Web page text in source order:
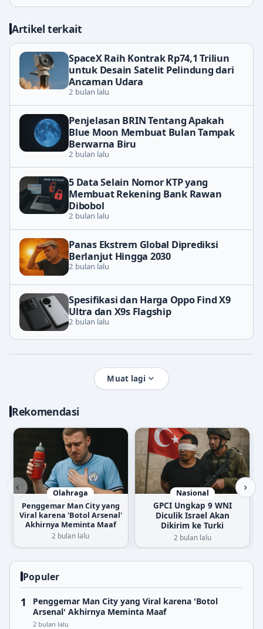
Artikel terkait
SpaceX Raih Kontrak Rp74,1 Triliun
untuk Desain Satelit Pelindung dari
Ancaman Udara
2 bulan lalu
Penjelasan BRIN Tentang Apakah
Blue Moon Membuat Bulan Tampak
Berwarna Biru
2 bulan lalu
5 Data Selain Nomor KTP yang
Membuat Rekening Bank Rawan
Dibobol
2 bulan lalu
Panas Ekstrem Global Diprediksi
Berlanjut Hingga 2030
2 bulan lalu
Spesifikasi dan Harga Oppo Find X9
Ultra dan X9s Flagship
2 bulan lalu
Muat lagi
Rekomendasi
‹ Olahraga
Penggemar Man City yang
Viral karena 'Botol Arsenal'
Akhirnya Meminta Maaf
2 bulan lalu
Nasional
GPCI Ungkap 9 WNI
Diculik Israel Akan
Dikirim ke Turki
2 bulan lalu
›
Populer
Penggemar Man City yang Viral karena 'Botol
Arsenal' Akhirnya Meminta Maaf
2 bulan lalu